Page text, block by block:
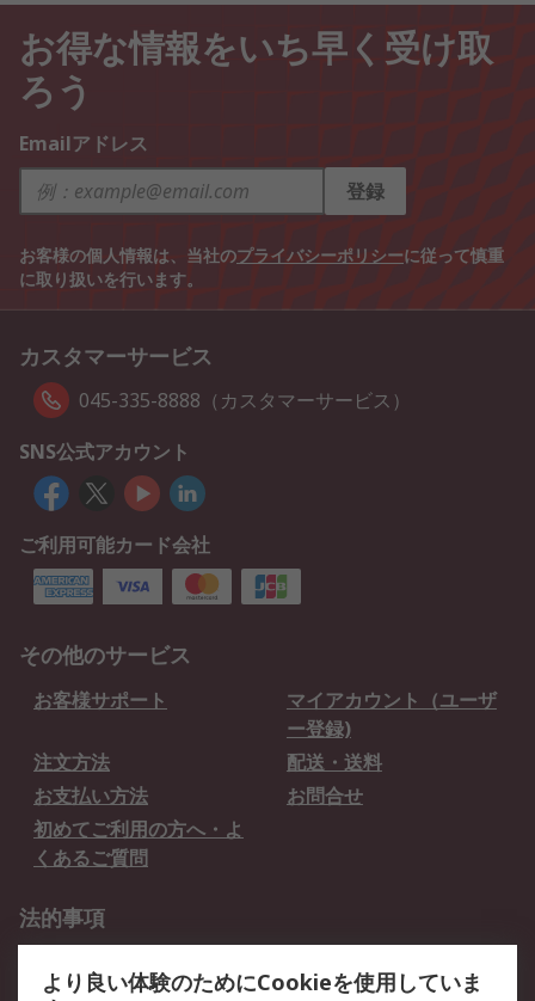
お得な情報をいち早く受け取
ろう
Emailアドレス
登録
お客様の個人情報は、当社のプライバシーポリシーに従って慎重
に取り扱いを行います。
カスタマーサービス
045-335-8888（カスタマーサービス）
SNS公式アカウント
ご利用可能カード会社
その他のサービス
お客様サポート
マイアカウント（ユーザ
ー登録)
注文方法
配送・送料
お支払い方法
お問合せ
初めてご利用の方へ・よ
くあるご質問
法的事項
より良い体験のためにCookieを使用していま